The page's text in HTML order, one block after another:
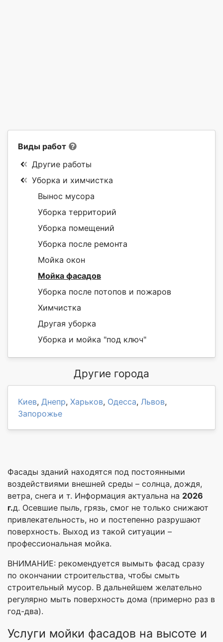
Виды работ
Другие работы
Уборка и химчистка
Вынос мусора
Уборка территорий
Уборка помещений
Уборка после ремонта
Мойка окон
Мойка фасадов
Уборка после потопов и пожаров
Химчистка
Другая уборка
Уборка и мойка "под ключ"
Другие города
Киев, Днепр, Харьков, Одесса, Львов,
Запорожье
Фасады зданий находятся под постоянными
воздействиями внешней среды – солнца, дождя,
ветра, снега и т. Информация актуальна на 2026
г.д. Осевшие пыль, грязь, смог не только снижают
привлекательность, но и постепенно разрушают
поверхность. Выход из такой ситуации –
профессиональная мойка.
ВНИМАНИЕ: рекомендуется вымыть фасад сразу
по окончании строительства, чтобы смыть
строительный мусор. В дальнейшем желательно
регулярно мыть поверхность дома (примерно раз в
год-два).
Услуги мойки фасадов на высоте и